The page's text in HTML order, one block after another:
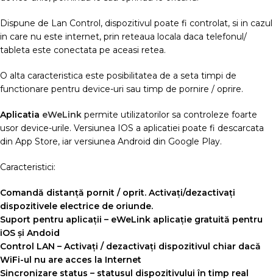
Dispune de Lan Control, dispozitivul poate fi controlat, si in cazul
in care nu este internet, prin reteaua locala daca telefonul/
tableta este conectata pe aceasi retea.
O alta caracteristica este posibilitatea de a seta timpi de
functionare pentru device-uri sau timp de pornire / oprire.
Aplicatia eWeLink permite utilizatorilor sa controleze foarte
usor device-urile. Versiunea IOS a aplicatiei poate fi descarcata
din App Store, iar versiunea Android din Google Play.
Caracteristici:
Comandă distanță pornit / oprit. Activați/dezactivați
dispozitivele electrice de oriunde.
Suport pentru aplicații – eWeLink aplicație gratuită pentru
iOS și Andoid
Control LAN – Activați / dezactivați dispozitivul chiar dacă
WiFi-ul nu are acces la Internet
Sincronizare status – statusul dispozitivului în timp real